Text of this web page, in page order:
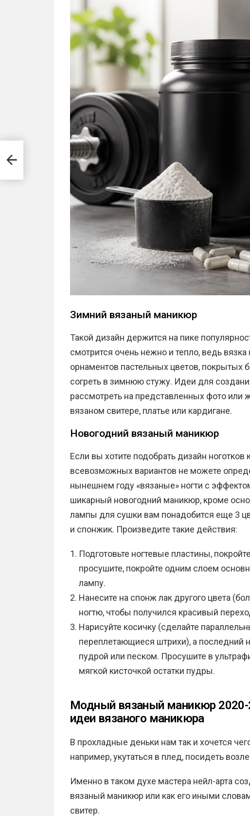
Зимний вязаный маникюр
Такой дизайн держится на пике
смотрится очень нежно и тепло, ведь
орнаментов пастельных цветов, покрытых
согреть в зимнюю стужу. Идеи для
рассмотреть на представленных фото или
вязаном свитере, платье или кардигане.
Новогодний вязаный маникюр
Если вы хотите подобрать дизайн
всевозможных вариантов не можете
нынешнем году «вязаные» ногти с
шикарный новогодний маникюр, кроме
лампы для сушки вам понадобится еще 3
и спонжик. Произведите такие действия:
Подготовьте ногтевые пластины,
просушите, покройте одним слоем
лампу.
Нанесите на спонж лак другого цвета
ногтю, чтобы получился красивый
Нарисуйте косичку (сделайте
переплетающиеся штрихи), а последний
пудрой или песком. Просушите в
мягкой кисточкой остатки пудры.
Модный вязаный маникюр 2020-
идеи вязаного маникюра
В прохладные деньки нам так и хочется
например, укутаться в плед, посидеть
Именно в таком духе мастера нейл-арта
вязаный маникюр или как его иными
свитер.